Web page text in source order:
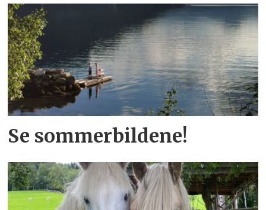
Se sommerbildene!